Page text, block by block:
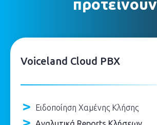
προτείνουν
Voiceland Cloud PBX
Ειδοποίηση Χαμένης Κλήσης